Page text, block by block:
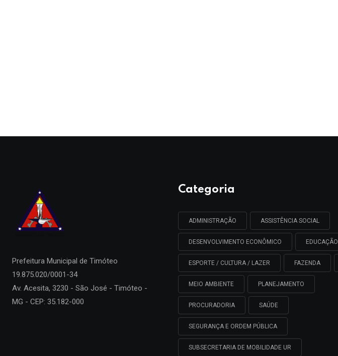
Prefeitura Municipal de Timóteo
19.875.020/0001-34
Av. Acesita, 3230 - São José - Timóteo -
MG - CEP: 35.182-000
Categoria
ADMINISTRAÇÃO ASSISTÊNCIA SOCIAL
DESENVOLVIMENTO ECONÔMICO EDUCAÇÃO
ESPORTE / CULTURA / LAZER FAZENDA
MEIO AMBIENTE PLANEJAMENTO
PROCURADORIA SAÚDE
SEGURANÇA E ORDEM PÚBLICA
SUBSECRETARIA DE MOBILIDADE UR